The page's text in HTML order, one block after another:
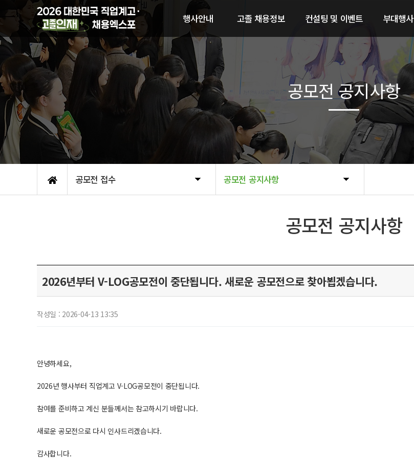
행사안내
행사개요
기업(기관) 참가신청
일반관람안내
함께하는 기업
오시는 길
고졸 채용정보
참가기업 채용공고
지난 2025년 참가기업
컨설팅 및 이벤트
취업 컨설팅
AICE 인공지능 능력시험
부대행사
공모전 접수 공모전 공지사항
공모전 공지사항
공모전 공지사항
2026년부터 V-LOG공모전이 중단됩니다. 새로운 공모전으로 찾아뵙겠습니다.
작성일 : 2026-04-13 13:35
안녕하세요,
2026년 행사부터 직업계고 V-LOG공모전이 중단됩니다.
참여를 준비하고 계신 분들께서는 참고하시기 바랍니다.
새로운 공모전으로 다시 인사드리겠습니다.
감사합니다.